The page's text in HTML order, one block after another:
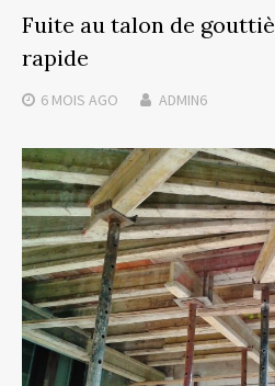
Fuite au talon de
rapide
6 MOIS AGO ADMIN6